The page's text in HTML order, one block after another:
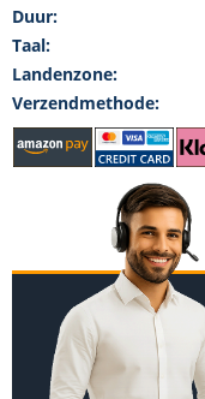
Duur:
Taal:
Landenzone:
Verzendmethode: